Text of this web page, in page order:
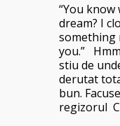
“You know
dream? I
something
you.”
stiu de
derutat
bun.
regizorul